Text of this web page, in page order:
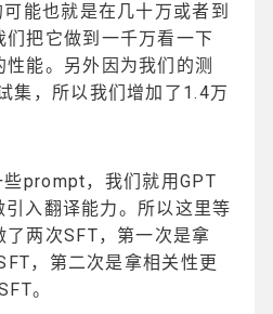
能也就是在几十万或者到
们把它做到一千万看一下
能。另外因为我们的测
集，所以我们增加了1.4万
prompt，我们就用GPT
入翻译能力。所以这里等
两次SFT，第一次是拿
，第二次是拿相关性更
。